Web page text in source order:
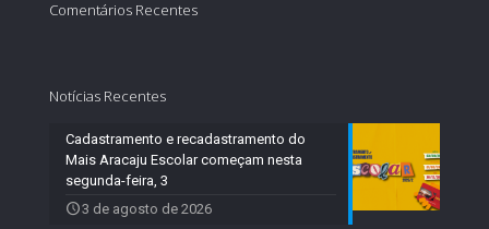
Comentários Recentes
Notícias Recentes
Cadastramento e recadastramento do
Mais Aracaju Escolar começam nesta
segunda-feira, 3
3 de agosto de 2026